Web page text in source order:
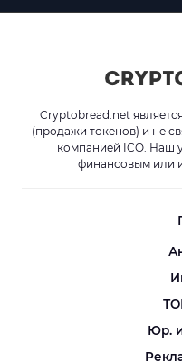
Cryptobread.net
(продажи токенов) и не
компанией ICO. Наш
финансовым или
Юр.